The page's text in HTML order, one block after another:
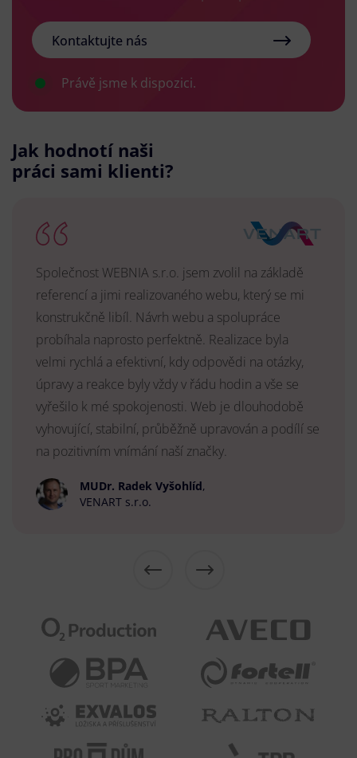
Kontaktujte nás
Právě jsme k dispozici.
Jak hodnotí naši
práci sami klienti?
Společnost WEBNIA s.r.o. jsem zvolil na základě
referencí a jimi realizovaného webu, který se mi
konstrukčně libíl. Návrh webu a spolupráce
probíhala naprosto perfektně. Realizace byla
velmi rychlá a efektivní, kdy odpovědi na otázky,
úpravy a reakce byly vždy v řádu hodin a vše se
vyřešilo k mé spokojenosti. Web je dlouhodobě
vyhovující, stabilní, průběžně upravován a podílí se
na pozitivním vnímání naší značky.
MUDr. Radek Vyšohlíd,
VENART s.r.o.